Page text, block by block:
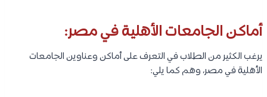
أماكن الجامعات الأهلية في مصر:
يرغب الكثير من الطلاب في التعرف على أماكن وعناوين الجامعات
الأهلية في مصر، وهم كما يلي: